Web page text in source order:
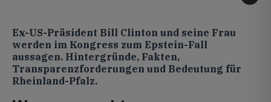
Ex-US-Präsident Bill Clinton und seine Frau
werden im Kongress zum Epstein-Fall
aussagen. Hintergründe, Fakten,
Transparenzforderungen und Bedeutung für
Rheinland-Pfalz.